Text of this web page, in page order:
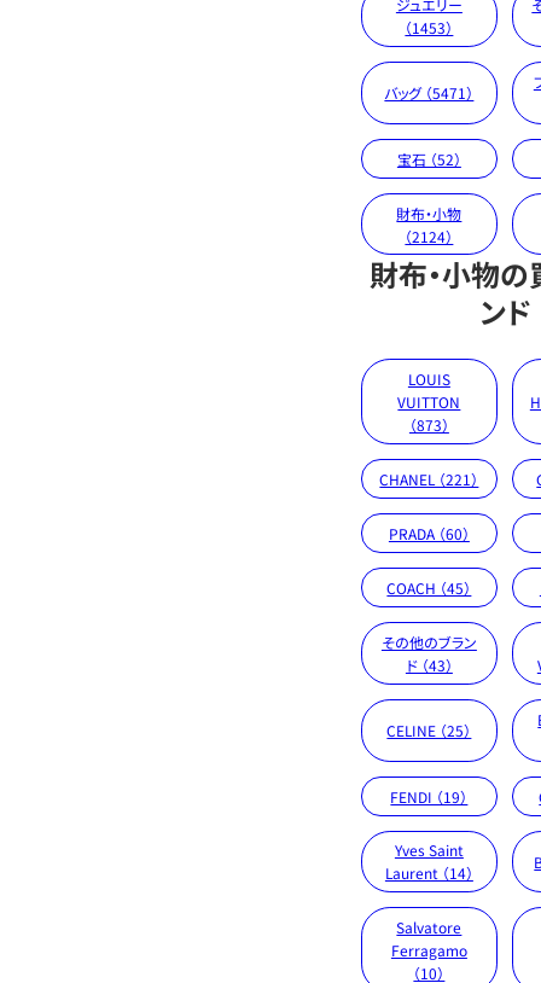
（1453）
バッグ （5471）
宝石 （52）
財布・小物
（2124）
財布・小物
ンド
LOUIS
VUITTON
（873）
CHANEL （221）
PRADA （60）
COACH （45）
その他のブラン
ド （43）
CELINE （25）
FENDI （19）
Yves Saint
Laurent （14）
Salvatore
Ferragamo
（10）